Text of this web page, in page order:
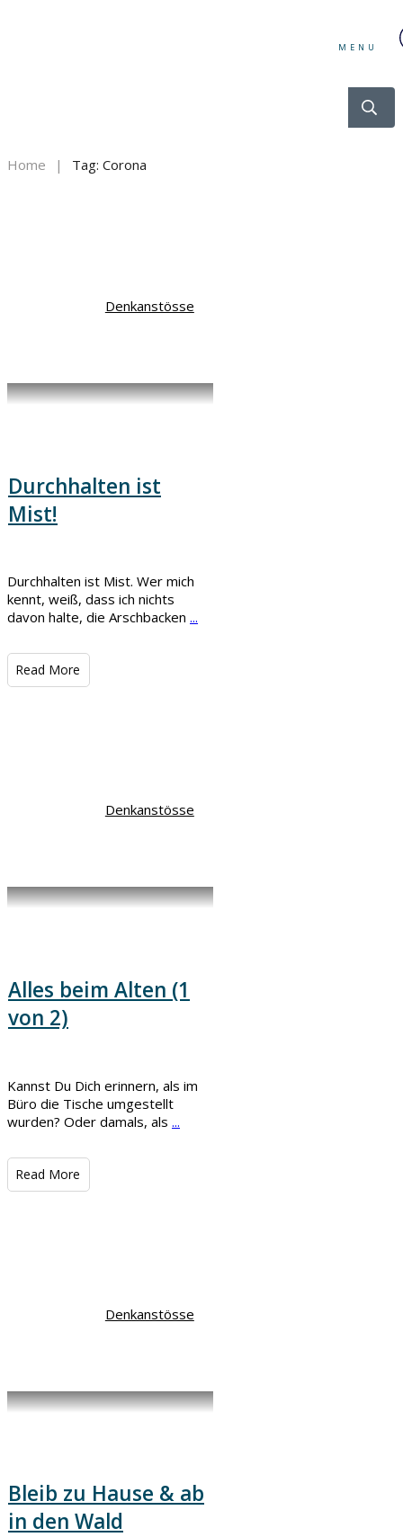
MENU
Home | Tag: Corona
Denkanstösse
Durchhalten ist
Mist!
Durchhalten ist Mist. Wer mich
kennt, weiß, dass ich nichts
davon halte, die Arschbacken ...
​Read More
Denkanstösse
Alles beim Alten (1
von 2)
Kannst Du Dich erinnern, als im
Büro die Tische umgestellt
wurden? Oder damals, als ...
​Read More
Denkanstösse
Bleib zu Hause & ab
in den Wald